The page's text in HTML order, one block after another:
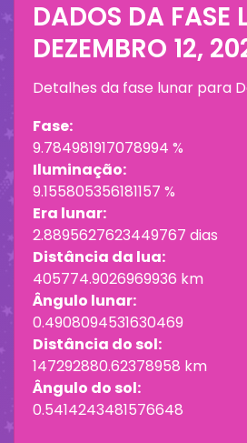
DADOS DA FASE
DEZEMBRO 12,
Detalhes da fase lunar para
Fase:
9.784981917078994 %
Iluminação:
9.155805356181157 %
Era lunar:
2.8895627623449767 dias
Distância da lua:
405774.9026969936 km
Ângulo lunar:
0.4908094531630469
Distância do sol:
147292880.62378958 km
Ângulo do sol:
0.5414243481576648